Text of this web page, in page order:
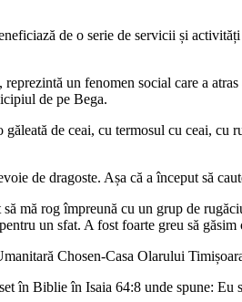
de o serie de servicii și
un fenomen social care a
de pe Bega.
de ceai, cu termosul cu ceai, cu
de dragoste. Așa că a început să
mă rog împreună cu un grup de
un sfat. A fost foarte greu să
Chosen-Casa Olarului
în Biblie în Isaia 64:8 unde spune: